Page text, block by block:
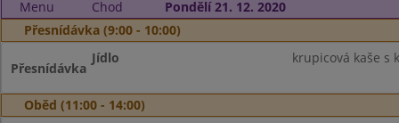
Menu Chod
Pondělí 21. 12. 2020
Přesnídávka (9:00 - 10:00)
Přesnídávka
Jídlo krupicová kaše s
Oběd (11:00 - 14:00)